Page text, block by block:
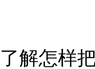
了解怎样